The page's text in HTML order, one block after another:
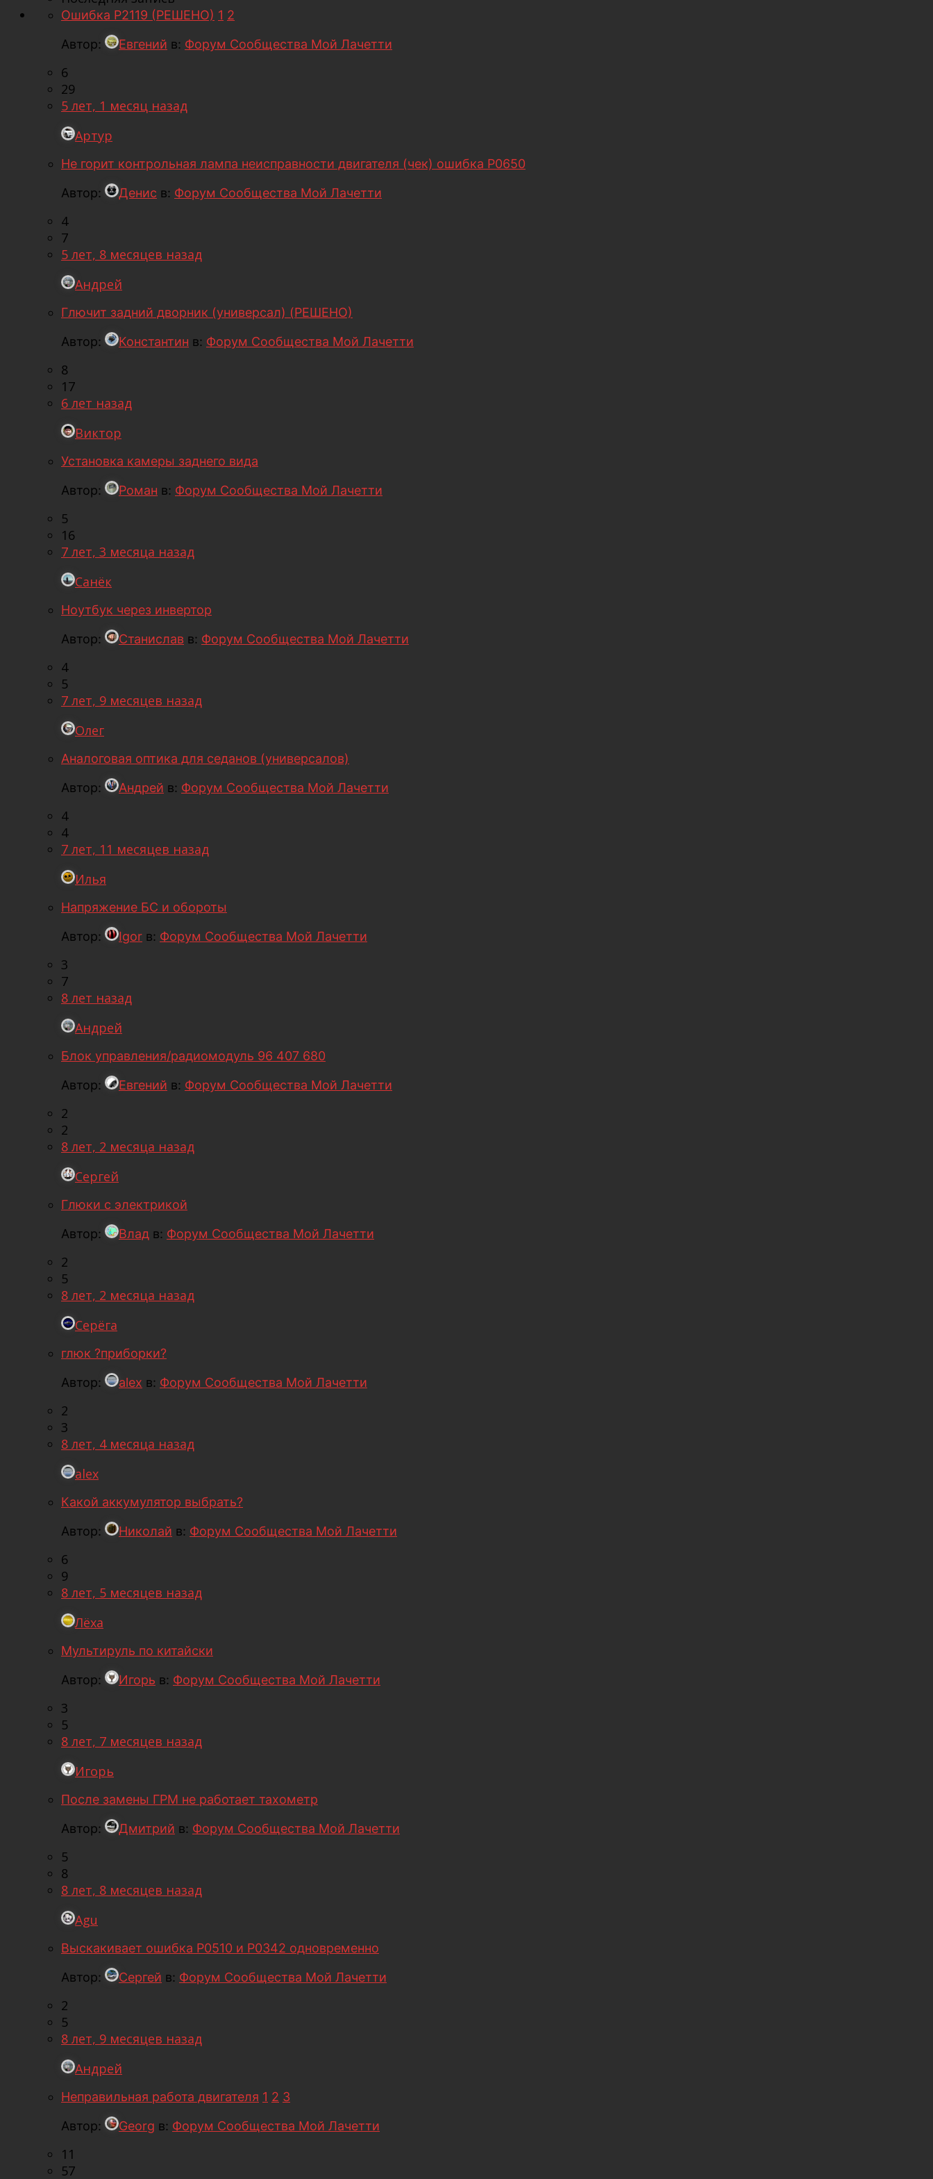
Ошибка P2119 (РЕШЕНО) 1 2
Автор:
Евгений в: Форум Сообщества Мой Лачетти
6
29
5 лет, 1 месяц назад
Артур
Не горит контрольная лампа неисправности двигателя (чек) ошибка Р0650
Автор:
Денис в: Форум Сообщества Мой Лачетти
4
7
5 лет, 8 месяцев назад
Андрей
Глючит задний дворник (универсал) (РЕШЕНО)
Автор:
Константин в: Форум Сообщества Мой Лачетти
8
17
6 лет назад
Виктор
Установка камеры заднего вида
Автор:
Роман в: Форум Сообщества Мой Лачетти
5
16
7 лет, 3 месяца назад
Санёк
Ноутбук через инвертор
Автор:
Станислав в: Форум Сообщества Мой Лачетти
4
5
7 лет, 9 месяцев назад
Олег
Аналоговая оптика для седанов (универсалов)
Автор:
Андрей в: Форум Сообщества Мой Лачетти
4
4
7 лет, 11 месяцев назад
Илья
Напряжение БС и обороты
Автор:
Igor в: Форум Сообщества Мой Лачетти
3
7
8 лет назад
Андрей
Блок управления/радиомодуль 96 407 680
Автор:
Евгений в: Форум Сообщества Мой Лачетти
2
2
8 лет, 2 месяца назад
Сергей
Глюки с электрикой
Автор:
Влад в: Форум Сообщества Мой Лачетти
2
5
8 лет, 2 месяца назад
Серёга
глюк ?приборки?
Автор:
alex в: Форум Сообщества Мой Лачетти
2
3
8 лет, 4 месяца назад
alex
Какой аккумулятор выбрать?
Автор:
Николай в: Форум Сообщества Мой Лачетти
6
9
8 лет, 5 месяцев назад
Лёха
Мультируль по китайски
Автор:
Игорь в: Форум Сообщества Мой Лачетти
3
5
8 лет, 7 месяцев назад
Игорь
После замены ГРМ не работает тахометр
Автор:
Дмитрий в: Форум Сообщества Мой Лачетти
5
8
8 лет, 8 месяцев назад
Agu
Выскакивает ошибка Р0510 и Р0342 одновременно
Автор:
Сергей в: Форум Сообщества Мой Лачетти
2
5
8 лет, 9 месяцев назад
Андрей
Неправильная работа двигателя 1 2 3
Автор:
Georg в: Форум Сообщества Мой Лачетти
11
57